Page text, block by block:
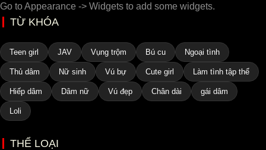
00:00
Go to Appearance -> Widgets to add some widgets.
TỪ KHÓA
Teen girl JAV Vụng trộm Bú cu Ngoại tình
Thủ dâm Nữ sinh Vú bự Cute girl Làm tình tập thể
Hiếp dâm Dâm nữ Vú đẹp Chân dài gái dâm
Loli
THỂ LOẠI